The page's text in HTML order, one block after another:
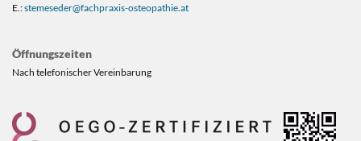
E.:stemeseder@fachpraxis-osteopathie.at
Öffnungszeiten
Nach telefonischer Vereinbarung